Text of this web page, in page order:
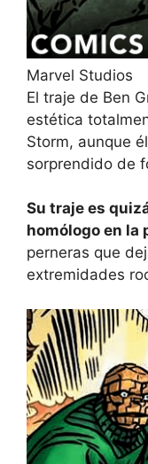
Marvel Studios
El traje de Ben
estética
Storm, aunque
sorprendido de
Su traje es
homólogo en la
perneras que
extremidades